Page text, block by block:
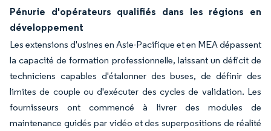
Pénurie d'opérateurs qualifiés dans les régions en
développement
Les extensions d'usines en Asie-Pacifique et en MEA dépassent
la capacité de formation professionnelle, laissant un déficit de
techniciens capables d'étalonner des buses, de définir des
limites de couple ou d'exécuter des cycles de validation. Les
fournisseurs ont commencé à livrer des modules de
maintenance guidés par vidéo et des superpositions de réalité